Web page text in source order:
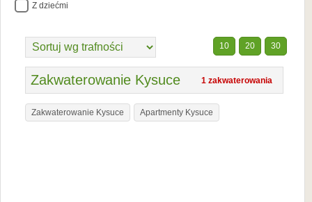
Z dziećmi
10 20 30
1 zakwaterowania
Zakwaterowanie Kysuce
Zakwaterowanie Kysuce Apartmenty Kysuce